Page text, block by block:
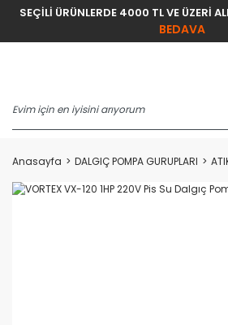
SEÇİLİ ÜRÜNLERDE 4000 TL VE ÜZERİ
BEDAVA
Anasayfa DALGIÇ POMPA GURUPLARI